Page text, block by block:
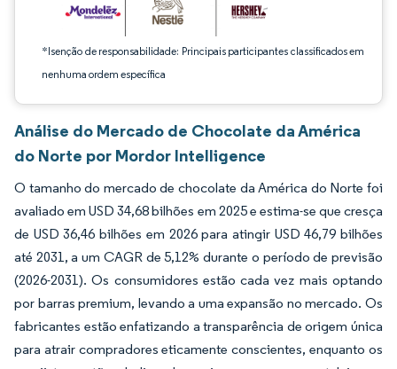
*Isenção de responsabilidade: Principais participantes classificados em
nenhuma ordem específica
Análise do Mercado de Chocolate da América
do Norte por Mordor Intelligence
O tamanho do mercado de chocolate da América do Norte foi
avaliado em USD 34,68 bilhões em 2025 e estima-se que cresça
de USD 36,46 bilhões em 2026 para atingir USD 46,79 bilhões
até 2031, a um CAGR de 5,12% durante o período de previsão
(2026-2031). Os consumidores estão cada vez mais optando
por barras premium, levando a uma expansão no mercado. Os
fabricantes estão enfatizando a transparência de origem única
para atrair compradores eticamente conscientes, enquanto os